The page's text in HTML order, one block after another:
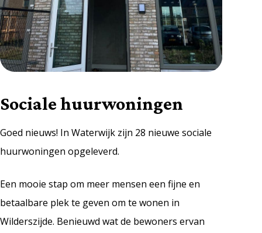
Sociale huurwoningen
Goed nieuws! In Waterwijk zijn 28 nieuwe sociale
huurwoningen opgeleverd.
Een mooie stap om meer mensen een fijne en
betaalbare plek te geven om te wonen in
Wilderszijde. Benieuwd wat de bewoners ervan